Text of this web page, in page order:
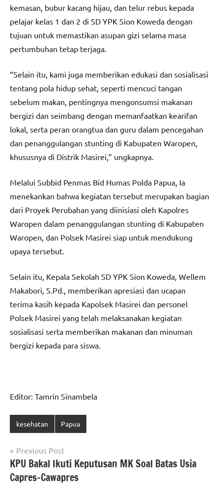
kemasan, bubur kacang hijau, dan telur rebus kepada
pelajar kelas 1 dan 2 di SD YPK Sion Koweda dengan
tujuan untuk memastikan asupan gizi selama masa
pertumbuhan tetap terjaga.
“Selain itu, kami juga memberikan edukasi dan sosialisasi
tentang pola hidup sehat, seperti mencuci tangan
sebelum makan, pentingnya mengonsumsi makanan
bergizi dan seimbang dengan memanfaatkan kearifan
lokal, serta peran orangtua dan guru dalam pencegahan
dan penanggulangan stunting di Kabupaten Waropen,
khususnya di Distrik Masirei,” ungkapnya.
Melalui Subbid Penmas Bid Humas Polda Papua, Ia
menekankan bahwa kegiatan tersebut merupakan bagian
dari Proyek Perubahan yang diinisiasi oleh Kapolres
Waropen dalam penanggulangan stunting di Kabupaten
Waropen, dan Polsek Masirei siap untuk mendukung
upaya tersebut.
Selain itu, Kepala Sekolah SD YPK Sion Koweda, Wellem
Makabori, S.Pd., memberikan apresiasi dan ucapan
terima kasih kepada Kapolsek Masirei dan personel
Polsek Masirei yang telah melaksanakan kegiatan
sosialisasi serta memberikan makanan dan minuman
bergizi kepada para siswa.
Editor: Tamrin Sinambela
kesehatan Papua
Navigasi
pos
Previous Post
KPU Bakal Ikuti Keputusan MK Soal Batas Usia
Capres-Cawapres